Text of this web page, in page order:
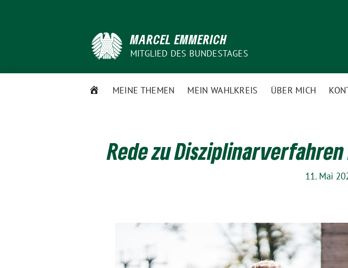
MARCEL EMMERICH
MITGLIED DES BUNDESTAGES
STARTSEITE
MEINE THEMEN MEIN WAHLKREIS ÜBER MICH
Rede zu
11. Mai